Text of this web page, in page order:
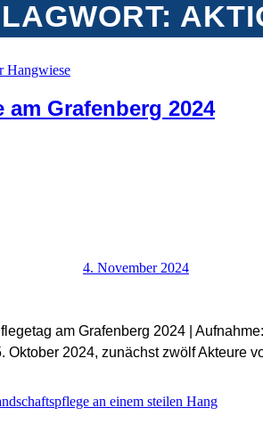
Grafenberg 2024
4. November 2024
am Grafenberg 2024 |
Oktober 2024, zunächst zwölf Akteure